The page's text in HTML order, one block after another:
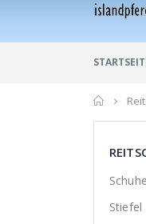
Home
Stiefel